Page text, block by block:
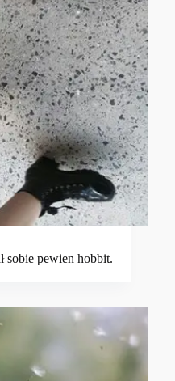
sobie pewien hobbit.